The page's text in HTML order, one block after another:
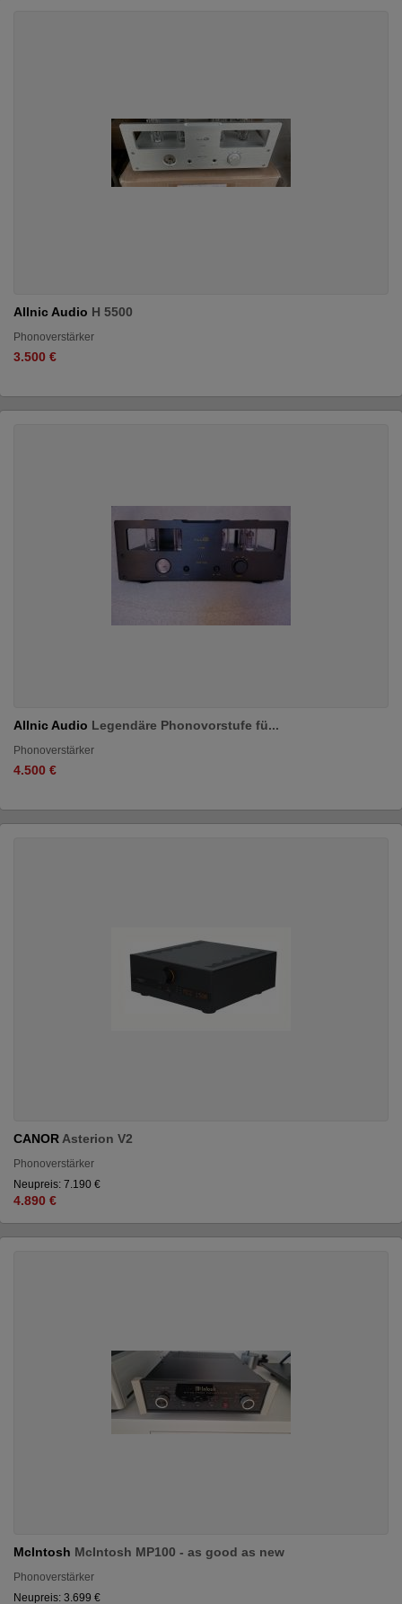
Allnic Audio H 5500
Phonoverstärker
3.500 €
Allnic Audio Legendäre Phonovorstufe fü...
Phonoverstärker
4.500 €
CANOR Asterion V2
Phonoverstärker
Neupreis: 7.190 €
4.890 €
McIntosh McIntosh MP100 - as good as new
Phonoverstärker
Neupreis: 3.699 €